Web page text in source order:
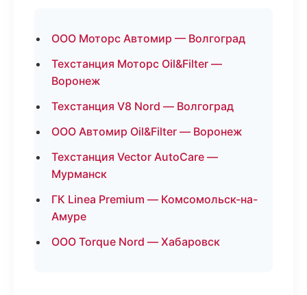
ООО Моторс Автомир — Волгоград
Техстанция Моторс Oil&Filter —
Воронеж
Техстанция V8 Nord — Волгоград
ООО Автомир Oil&Filter — Воронеж
Техстанция Vector AutoCare —
Мурманск
ГК Linea Premium — Комсомольск-на-
Амуре
ООО Torque Nord — Хабаровск